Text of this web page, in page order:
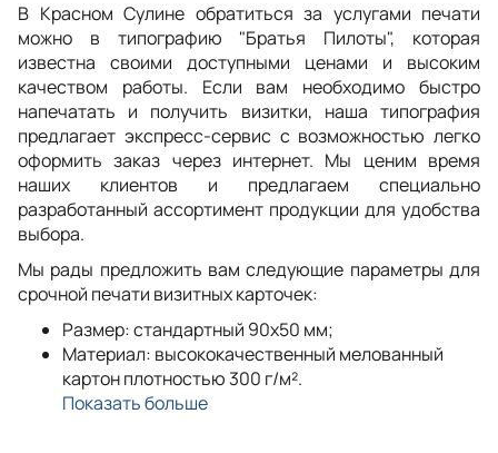
В Красном Сулине обратиться за услугами печати
можно в типографию "Братья Пилоты", которая
известна своими доступными ценами и высоким
качеством работы. Если вам необходимо быстро
напечатать и получить визитки, наша типография
предлагает экспресс-сервис с возможностью легко
оформить заказ через интернет. Мы ценим время
наших клиентов и предлагаем специально
разработанный ассортимент продукции для удобства
выбора.
Мы рады предложить вам следующие параметры для
срочной печати визитных карточек:
Размер: стандартный 90x50 мм;
Материал: высококачественный мелованный
картон плотностью 300 г/м².
Показать больше